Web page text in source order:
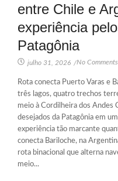
entre Chile e
experiência
Patagônia
julho 31, 2026 /No Comments
Rota conecta Puerto Varas e
três lagos, quatro trechos
meio à Cordilheira dos Andes
desejados da Patagônia em
experiência tão marcante
conecta Bariloche, na
rota binacional que alterna
meio...